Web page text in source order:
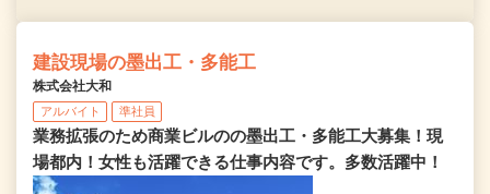
建設現場の墨出工・多能工
株式会社大和
アルバイト 準社員
業務拡張のため商業ビルのの墨出工・多能工大募集！現
場都内！女性も活躍できる仕事内容です。多数活躍中！